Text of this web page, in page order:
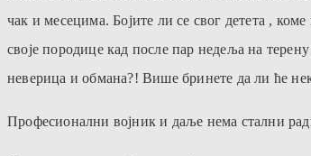
чак и месецима. Бојите ли се свог детета ,
своје породице кад после пар недеља на
неверица и обмана?! Више бринете да ли ће
Професионални војник и даље нема стални